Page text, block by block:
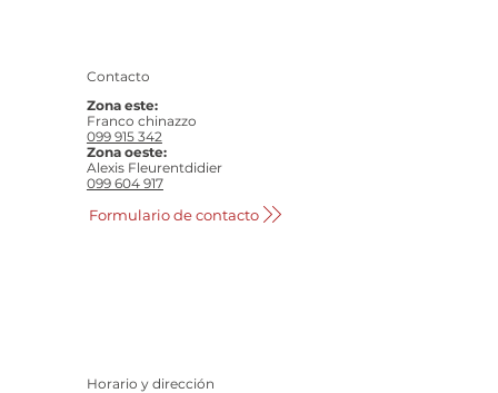
Contacto
Zona este:
Franco chinazzo
099 915 342
Zona oeste:
Alexis Fleurentdidier
099 604 917
Formulario de contacto
Horario y dirección